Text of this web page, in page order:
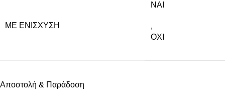
ΜΕ ΕΝΊΣΧΥΣΗ
NAI
,
ΟΧΙ
Αποστολή & Παράδοση